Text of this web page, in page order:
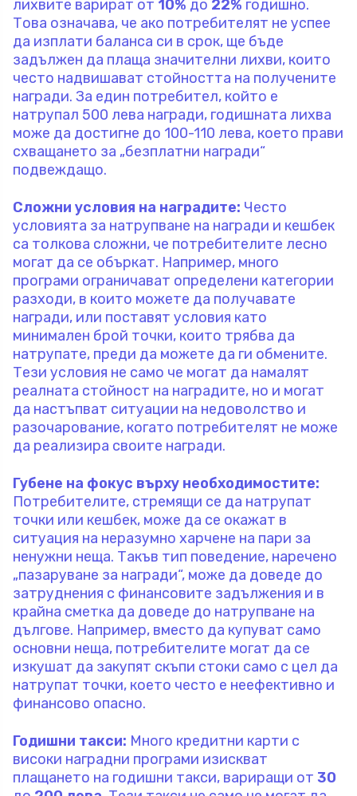
лихвите варират от 10% до 22% годишно.
Това означава, че ако потребителят не успее
да изплати баланса си в срок, ще бъде
задължен да плаща значителни лихви, които
често надвишават стойността на получените
награди. За един потребител, който е
натрупал 500 лева награди, годишната лихва
може да достигне до 100-110 лева, което прави
схващането за „безплатни награди“
подвеждащо.
Сложни условия на наградите: Често
условията за натрупване на награди и кешбек
са толкова сложни, че потребителите лесно
могат да се объркат. Например, много
програми ограничават определени категории
разходи, в които можете да получавате
награди, или поставят условия като
минимален брой точки, които трябва да
натрупате, преди да можете да ги обмените.
Тези условия не само че могат да намалят
реалната стойност на наградите, но и могат
да настъпват ситуации на недоволство и
разочарование, когато потребителят не може
да реализира своите награди.
Губене на фокус върху необходимостите:
Потребителите, стремящи се да натрупат
точки или кешбек, може да се окажат в
ситуация на неразумно харчене на пари за
ненужни неща. Такъв тип поведение, наречено
„пазаруване за награди“, може да доведе до
затруднения с финансовите задължения и в
крайна сметка да доведе до натрупване на
дългове. Например, вместо да купуват само
основни неща, потребителите могат да се
изкушат да закупят скъпи стоки само с цел да
натрупат точки, което често е неефективно и
финансово опасно.
Годишни такси: Много кредитни карти с
високи наградни програми изискват
плащането на годишни такси, вариращи от 30